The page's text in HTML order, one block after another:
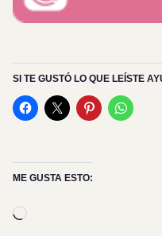
SI TE GUSTÓ LO QUE LEÍSTE
ME GUSTA ESTO: